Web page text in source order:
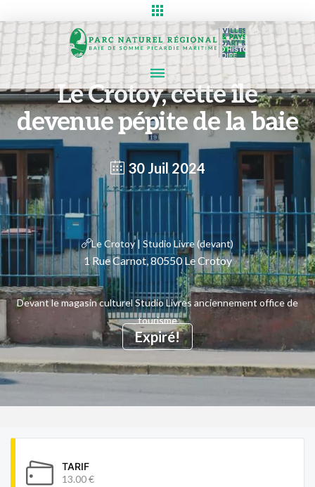
Le Crotoy, cette île
devenue pépite de la baie
30 Juil 2024
Expiré!
Le Crotoy | Studio Livre (devant)
1 Rue Carnot, 80550 Le Crotoy
Devant le magasin culturel Studio Livres anciennement office de
tourisme
TARIF
13.00 €